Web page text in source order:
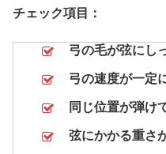
チェック項目：
弓の毛が弦にし
弓の速度が一定
同じ位置が弾け
弦にかかる重さ